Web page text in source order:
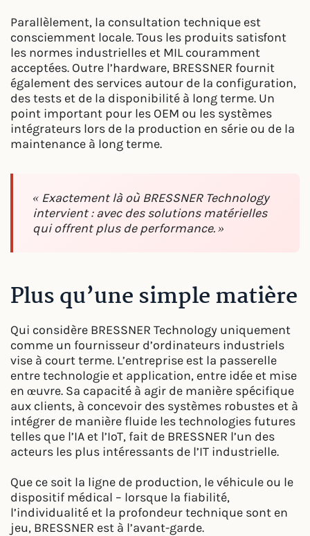
Parallèlement, la consultation technique est
consciemment locale. Tous les produits satisfont
les normes industrielles et MIL couramment
acceptées. Outre l’hardware, BRESSNER fournit
également des services autour de la configuration,
des tests et de la disponibilité à long terme. Un
point important pour les OEM ou les systèmes
intégrateurs lors de la production en série ou de la
maintenance à long terme.
« Exactement là où BRESSNER Technology
intervient : avec des solutions matérielles
qui offrent plus de performance. »
Plus qu’une simple matière
Qui considère BRESSNER Technology uniquement
comme un fournisseur d’ordinateurs industriels
vise à court terme. L’entreprise est la passerelle
entre technologie et application, entre idée et mise
en œuvre. Sa capacité à agir de manière spécifique
aux clients, à concevoir des systèmes robustes et à
intégrer de manière fluide les technologies futures
telles que l’IA et l’IoT, fait de BRESSNER l’un des
acteurs les plus intéressants de l’IT industrielle.
Que ce soit la ligne de production, le véhicule ou le
dispositif médical – lorsque la fiabilité,
l’individualité et la profondeur technique sont en
jeu, BRESSNER est à l’avant-garde.